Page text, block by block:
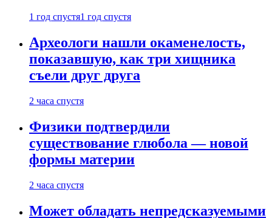
1 год спустя1 год спустя
Археологи нашли окаменелость,
показавшую, как три хищника
съели друг друга
2 часа спустя
Физики подтвердили
существование глюбола — новой
формы материи
2 часа спустя
Может обладать непредсказуемыми